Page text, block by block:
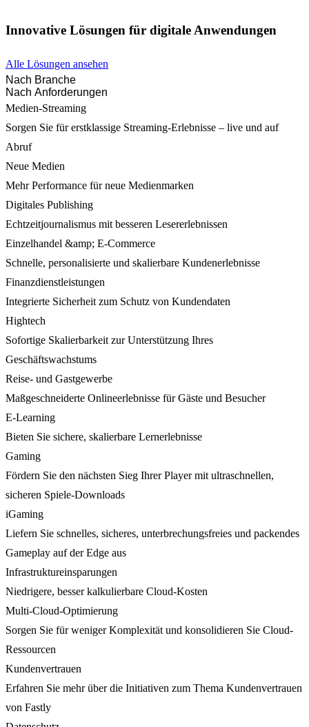
Innovative Lösungen für digitale Anwendungen
Alle Lösungen ansehen
Nach Branche
Nach Anforderungen
Medien-Streaming
Sorgen Sie für erstklassige Streaming-Erlebnisse – live und auf
Abruf
Neue Medien
Mehr Performance für neue Medienmarken
Digitales Publishing
Echtzeitjournalismus mit besseren Lesererlebnissen
Einzelhandel &amp; E-Commerce
Schnelle, personalisierte und skalierbare Kundenerlebnisse
Finanzdienstleistungen
Integrierte Sicherheit zum Schutz von Kundendaten
Hightech
Sofortige Skalierbarkeit zur Unterstützung Ihres
Geschäftswachstums
Reise- und Gastgewerbe
Maßgeschneiderte Onlineerlebnisse für Gäste und Besucher
E-Learning
Bieten Sie sichere, skalierbare Lernerlebnisse
Gaming
Fördern Sie den nächsten Sieg Ihrer Player mit ultraschnellen,
sicheren Spiele-Downloads
iGaming
Liefern Sie schnelles, sicheres, unterbrechungsfreies und packendes
Gameplay auf der Edge aus
Infrastruktureinsparungen
Niedrigere, besser kalkulierbare Cloud-Kosten
Multi-Cloud-Optimierung
Sorgen Sie für weniger Komplexität und konsolidieren Sie Cloud-
Ressourcen
Kundenvertrauen
Erfahren Sie mehr über die Initiativen zum Thema Kundenvertrauen
von Fastly